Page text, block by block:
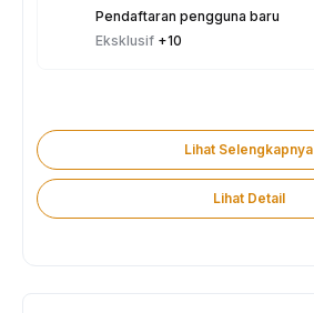
Pendaftaran pengguna baru
Eksklusif +10
Lihat Selengkapnya
Lihat Detail